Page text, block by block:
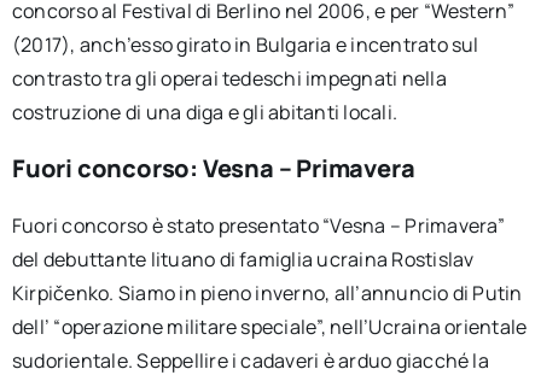
concorso al Festival di Berlino nel 2006, e per “Western”
(2017), anch’esso girato in Bulgaria e incentrato sul
contrasto tra gli operai tedeschi impegnati nella
costruzione di una diga e gli abitanti locali.
Fuori concorso: Vesna – Primavera
Fuori concorso è stato presentato “Vesna – Primavera”
del debuttante lituano di famiglia ucraina Rostislav
Kirpičenko. Siamo in pieno inverno, all’annuncio di Putin
dell’ “operazione militare speciale”, nell’Ucraina orientale
sudorientale. Seppellire i cadaveri è arduo giacché la